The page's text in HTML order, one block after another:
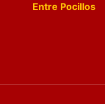
Entre Pocillos